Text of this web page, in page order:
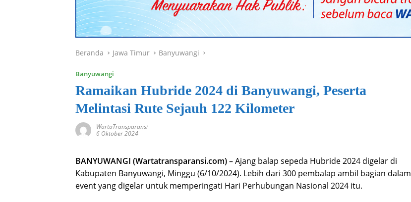
Beranda Jawa Timur Banyuwangi
Banyuwangi
Ramaikan Hubride 2024 di Banyuwangi, Peserta
Melintasi Rute Sejauh 122 Kilometer
WartaTransparansi
6 Oktober 2024
BANYUWANGI (Wartatransparansi.com)– Ajang balap sepeda Hubride 2024 digelar di
Kabupaten Banyuwangi, Minggu (6/10/2024). Lebih dari 300 pembalap ambil bagian dalam
event yang digelar untuk memperingati Hari Perhubungan Nasional 2024 itu.